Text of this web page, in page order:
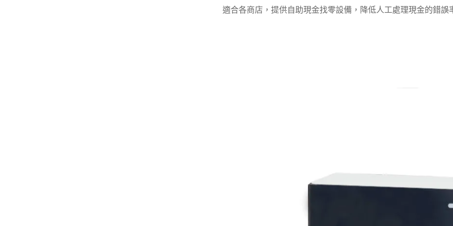
適合各商店，提供自助現金找零設備，降低人工處理現金的錯誤